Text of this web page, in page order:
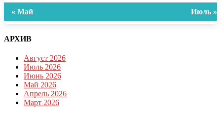
« Май Июль »
АРХИВ
Август 2026
Июль 2026
Июнь 2026
Май 2026
Апрель 2026
Март 2026